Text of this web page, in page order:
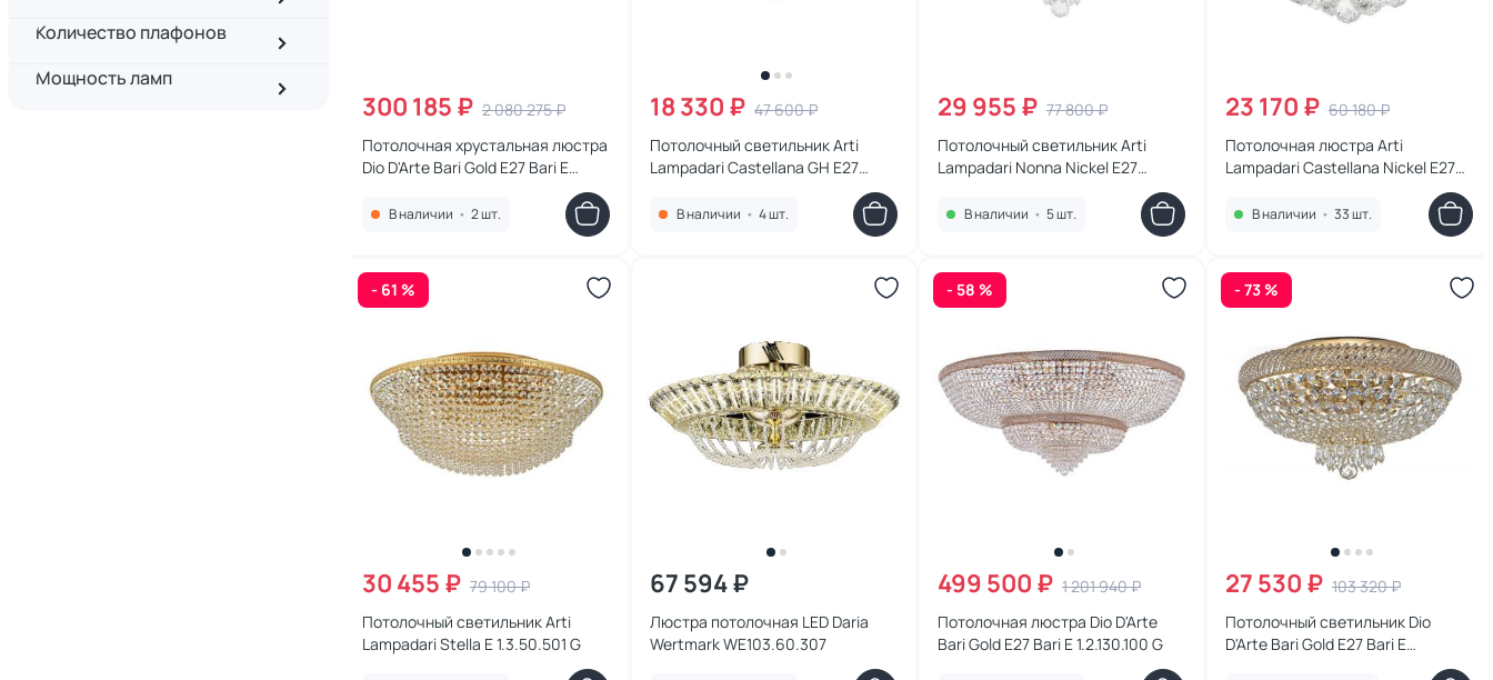
Количество плафонов
Мощность ламп
300 185 ₽ 2 080 275 ₽
Потолочная хрустальная люстра
Dio D'Arte Bari Gold E27 Bari E
В наличии • 2 шт.
18 330 ₽ 47 600 ₽
Потолочный светильник Arti
Lampadari Castellana GH E27
В наличии • 4 шт.
29 955 ₽ 77 800 ₽
Потолочный светильник Arti
Lampadari Nonna Nickel E27
В наличии • 5 шт.
23 170 ₽ 60 180 ₽
Потолочная люстра Arti
Lampadari Castellana Nickel E27
В наличии • 33 шт.
- 61 %
30 455 ₽ 79 100 ₽
Потолочный светильник Arti
Lampadari Stella E 1.3.50.501 G
67 594 ₽
Люстра потолочная LED Daria
Wertmark WE103.60.307
- 58 %
499 500 ₽ 1 201 940 ₽
Потолочная люстра Dio D'Arte
Bari Gold E27 Bari E 1.2.130.100 G
- 73 %
27 530 ₽ 103 320 ₽
Потолочный светильник Dio
D'Arte Bari Gold E27 Bari E